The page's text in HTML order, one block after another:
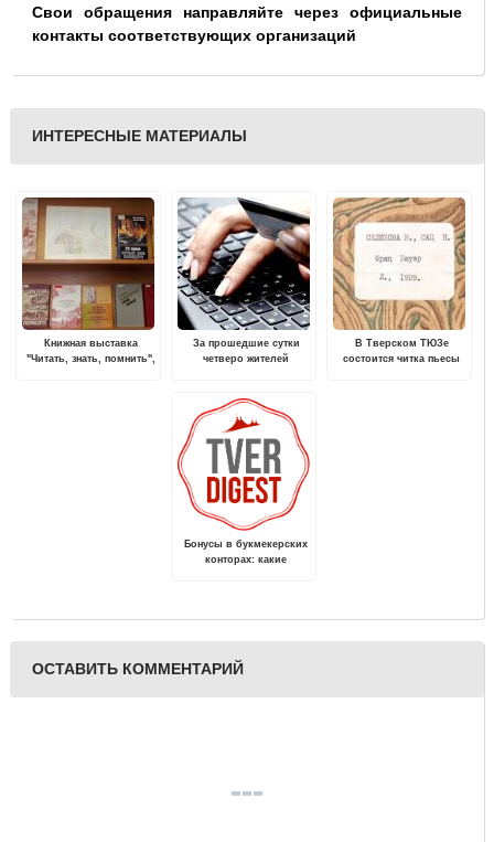
Свои обращения направляйте через официальные
контакты соответствующих организаций
ИНТЕРЕСНЫЕ МАТЕРИАЛЫ
Книжная выставка
"Читать, знать, помнить",
За прошедшие сутки
четверо жителей
в соцсетях
В Тверском ТЮЗе
состоится читка пьесы
Бонусы в букмекерских
конторах: какие
ОСТАВИТЬ КОММЕНТАРИЙ